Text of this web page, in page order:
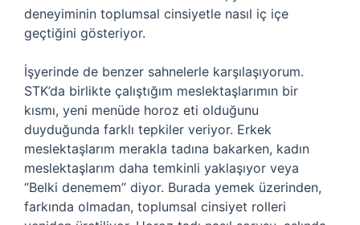
deneyiminin toplumsal cinsiyetle nasıl iç içe
geçtiğini gösteriyor.
İşyerinde de benzer sahnelerle karşılaşıyorum.
STK’da birlikte çalıştığım meslektaşlarımın bir
kısmı, yeni menüde horoz eti olduğunu
duyduğunda farklı tepkiler veriyor. Erkek
meslektaşlarım merakla tadına bakarken, kadın
meslektaşlarım daha temkinli yaklaşıyor veya
“Belki denemem” diyor. Burada yemek üzerinden,
farkında olmadan, toplumsal cinsiyet rolleri